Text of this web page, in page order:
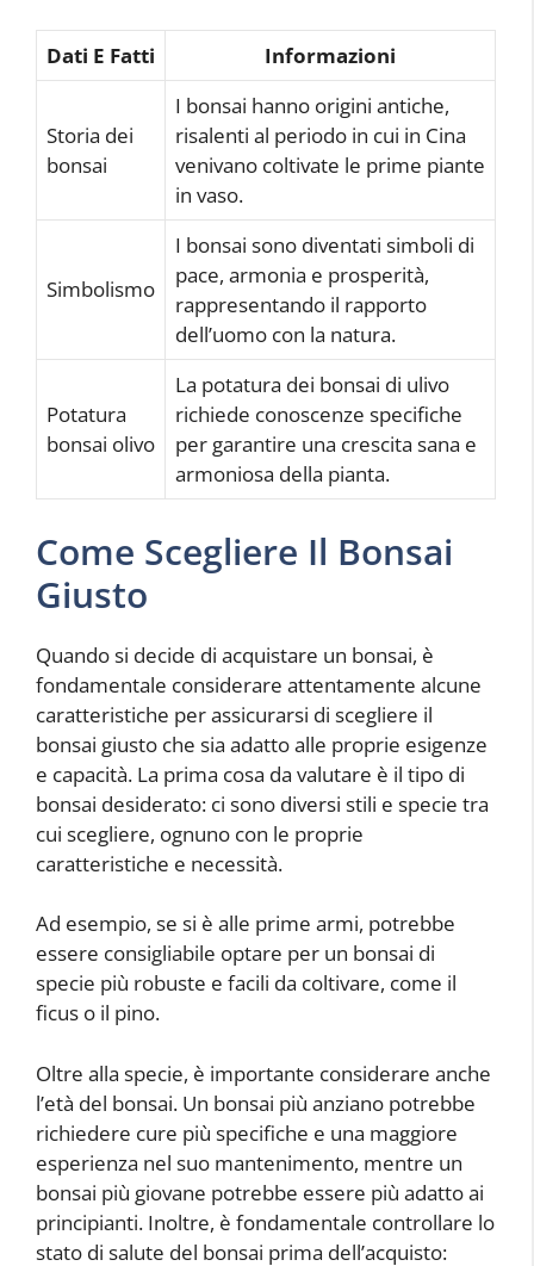
Dati E Fatti Informazioni
Storia dei
bonsai
I bonsai hanno origini antiche,
risalenti al periodo in cui in Cina
venivano coltivate le prime piante
in vaso.
Simbolismo
I bonsai sono diventati simboli di
pace, armonia e prosperità,
rappresentando il rapporto
dell’uomo con la natura.
Potatura
bonsai olivo
La potatura dei bonsai di ulivo
richiede conoscenze specifiche
per garantire una crescita sana e
armoniosa della pianta.
Come Scegliere Il Bonsai
Giusto
Quando si decide di acquistare un bonsai, è
fondamentale considerare attentamente alcune
caratteristiche per assicurarsi di scegliere il
bonsai giusto che sia adatto alle proprie esigenze
e capacità. La prima cosa da valutare è il tipo di
bonsai desiderato: ci sono diversi stili e specie tra
cui scegliere, ognuno con le proprie
caratteristiche e necessità.
Ad esempio, se si è alle prime armi, potrebbe
essere consigliabile optare per un bonsai di
specie più robuste e facili da coltivare, come il
ficus o il pino.
Oltre alla specie, è importante considerare anche
l’età del bonsai. Un bonsai più anziano potrebbe
richiedere cure più specifiche e una maggiore
esperienza nel suo mantenimento, mentre un
bonsai più giovane potrebbe essere più adatto ai
principianti. Inoltre, è fondamentale controllare lo
stato di salute del bonsai prima dell’acquisto: